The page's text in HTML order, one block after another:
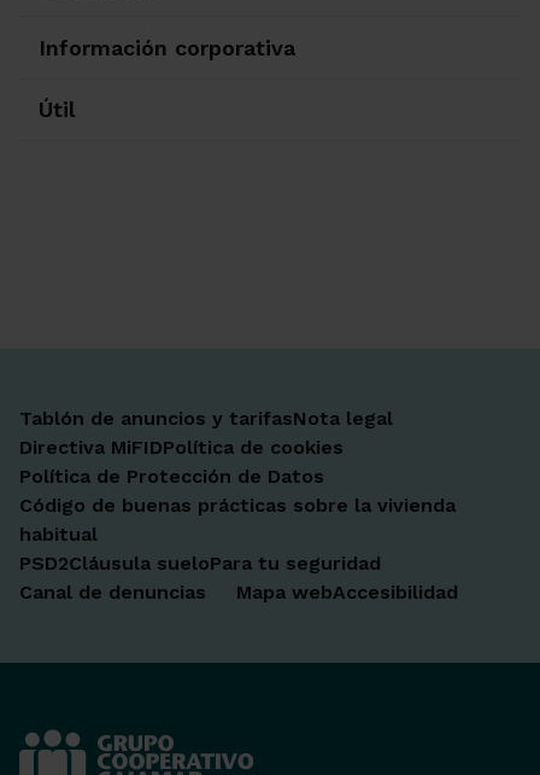
Información corporativa
Útil
Tablón de anuncios y tarifasNota legal
Directiva MiFIDPolítica de cookies
Política de Protección de Datos
Código de buenas prácticas sobre la vivienda
habitual
PSD2Cláusula sueloPara tu seguridad
Canal de denuncias
Mapa webAccesibilidad